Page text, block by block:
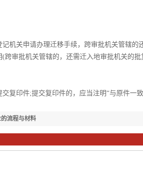
机关申请办理迁移手续，跨审批机关管辖
跨审批机关管辖的，还需迁入地审批机关的
复印件;提交复印件的，应当注明“与原件一
的流程与材料